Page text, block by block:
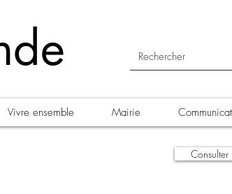
Vivre ensemble Mairie